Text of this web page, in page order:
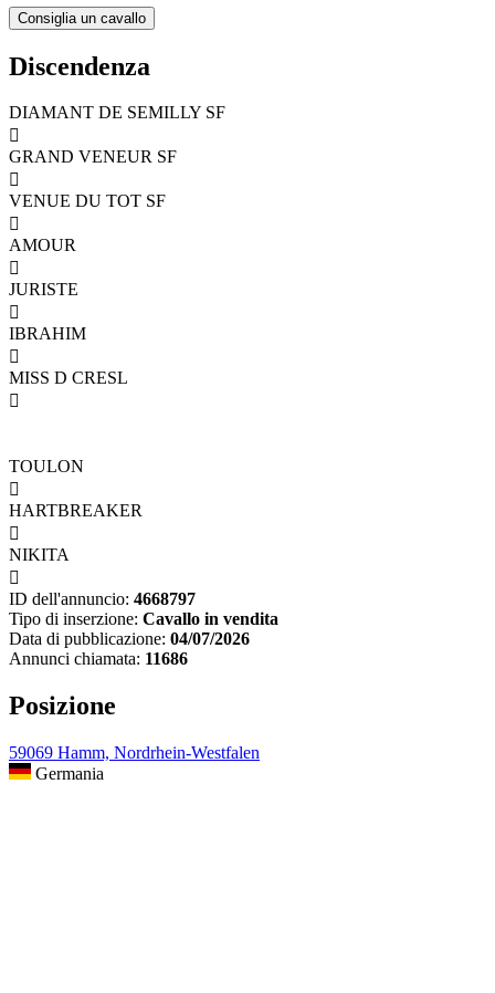
Discendenza
DIAMANT DE SEMILLY SF

GRAND VENEUR SF

VENUE DU TOT SF

AMOUR

JURISTE

IBRAHIM

MISS D CRESL

TOULON

HARTBREAKER

NIKITA

ID dell'annuncio: 4668797
Tipo di inserzione: Cavallo in vendita
Data di pubblicazione: 04/07/2026
Annunci chiamata: 11686
Posizione
59069 Hamm, Nordrhein-Westfalen
Germania